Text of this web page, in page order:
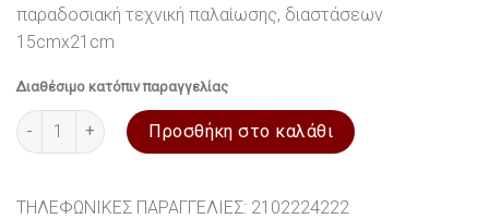
παραδοσιακή τεχνική παλαίωσης, διαστάσεων
15cmx21cm
Διαθέσιμο κατόπιν παραγγελίας
Εικόνα ξύλινη σε λιθογραφία Άμπελος 15x21cm ποσότητα
Προσθήκη στο καλάθι
ΤΗΛΕΦΩΝΙΚΕΣ ΠΑΡΑΓΓΕΛΙΕΣ: 2102224222